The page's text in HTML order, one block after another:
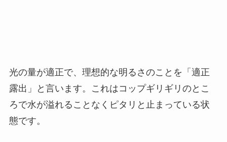
光の量が適正で、理想的な明るさのことを「適正
露出」と言います。これはコップギリギリのとこ
ろで水が溢れることなくピタリと止まっている状
態です。